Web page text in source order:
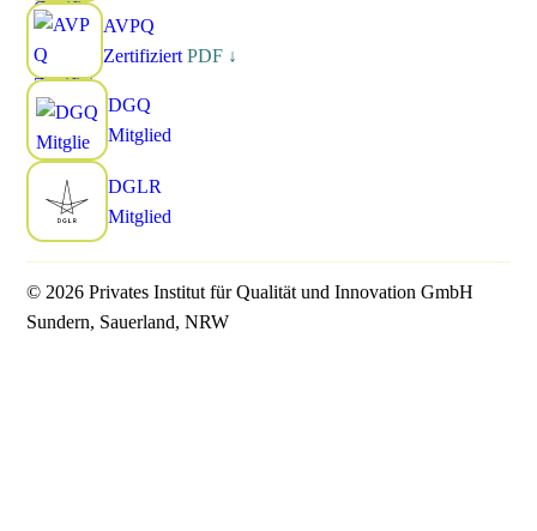
AVPQ
Zertifiziert PDF ↓
DGQ
Mitglied
DGLR
Mitglied
© 2026 Privates Institut für Qualität und Innovation GmbH
Sundern, Sauerland, NRW